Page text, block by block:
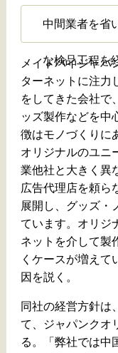
中間業者を省
な検品工程を
メイドバイジャパ
ターネットに注力
をしてきた会社で
ッズ製作などを中
徴はモノづくりに
オリジナルのユニ
業他社と大きく異
広告代理店を頼ら
展開し、グッズ・
ています。オリジ
ネットを介して製
くケースが増えて
因を説く。
同社の経営方針は
て、ジャパンクオ
る。「弊社では中